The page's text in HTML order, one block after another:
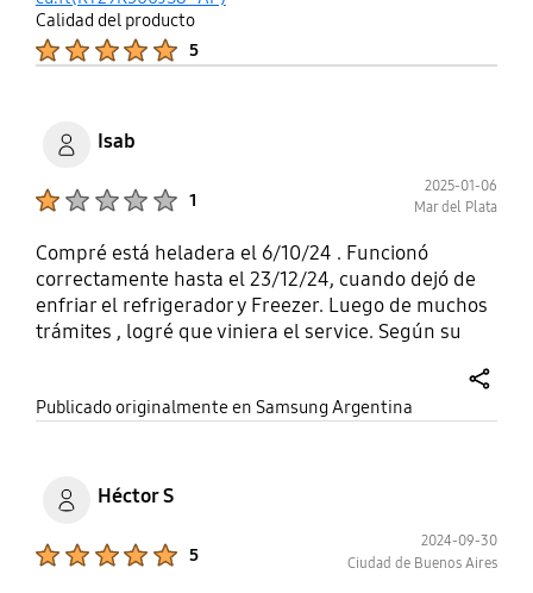
Calidad del producto
5
Isab
1
2025-01-06
Mar del Plata
Compré está heladera el 6/10/24 . Funcionó
correctamente hasta el 23/12/24, cuando dejó de
enfriar el refrigerador y Freezer. Luego de muchos
trámites , logré que viniera el service. Según su
importante de gas... Ahora , tengo que esperar que
la retiren para su posterior reparación, lo que en
Nuevo. No la recomiendo!! Muy mala experiencia
con la marca.
Publicado originalmente en Samsung Argentina
Héctor S
5
2024-09-30
Ciudad de Buenos Aires